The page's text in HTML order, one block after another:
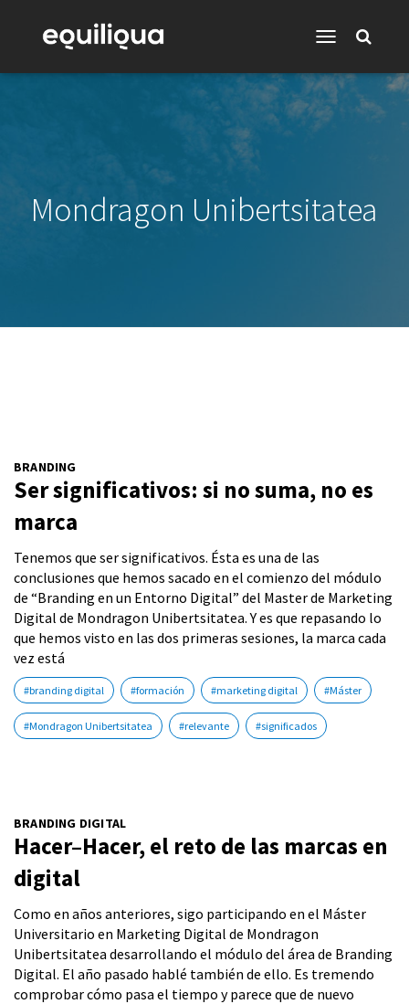
Mondragon Unibertsitatea
BRANDING
Ser significativos: si no suma, no es
marca
Tenemos que ser significativos. Ésta es una de las
conclusiones que hemos sacado en el comienzo del módulo
de “Branding en un Entorno Digital” del Master de Marketing
Digital de Mondragon Unibertsitatea. Y es que repasando lo
que hemos visto en las dos primeras sesiones, la marca cada
vez está
#branding digital #formación #marketing digital #Máster
#Mondragon Unibertsitatea #relevante #significados
BRANDING DIGITAL
Hacer–Hacer, el reto de las marcas en
digital
Como en años anteriores, sigo participando en el Máster
Universitario en Marketing Digital de Mondragon
Unibertsitatea desarrollando el módulo del área de Branding
Digital. El año pasado hablé también de ello. Es tremendo
comprobar cómo pasa el tiempo y parece que de nuevo